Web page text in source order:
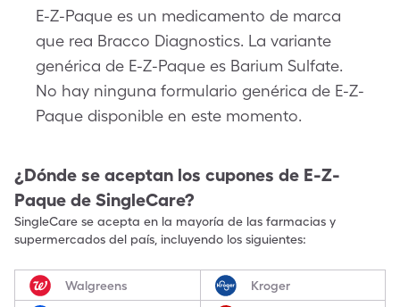
E-Z-Paque es un medicamento de marca
que rea Bracco Diagnostics. La variante
genérica de E-Z-Paque es Barium Sulfate.
No hay ninguna formulario genérica de E-Z-
Paque disponible en este momento.
¿Dónde se aceptan los cupones de E-Z-
Paque de SingleCare?
SingleCare se acepta en la mayoría de las farmacias y
supermercados del país, incluyendo los siguientes:
Walgreens Kroger